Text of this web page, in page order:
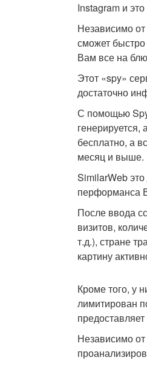
Instagram и
Независимо
сможет
Вам все на
Этот «spy»
достаточно
С помощью
бесплатно, а
месяц и выше.
SimilarWeb
перформанса
После ввода
визитов,
т.д.), стране
картину
Кроме того, у
лимитирован
Независимо